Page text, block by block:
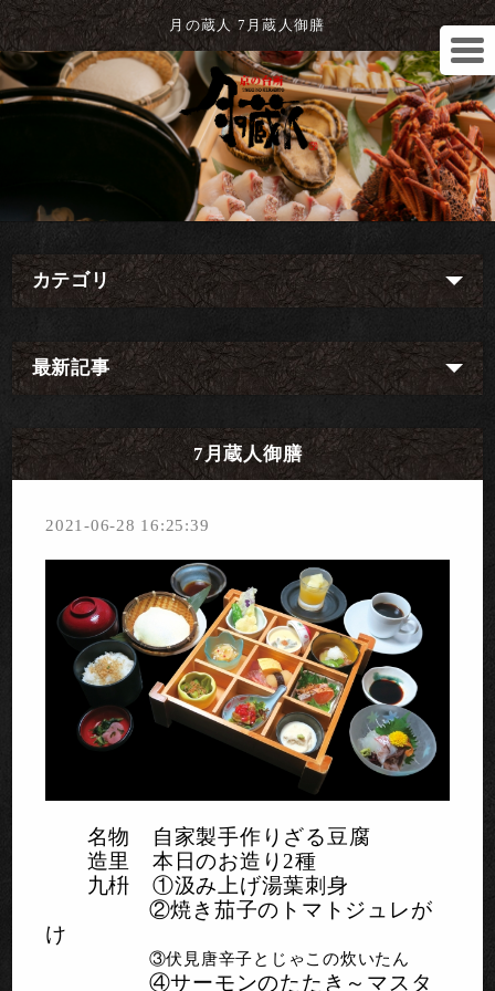
月の蔵人 7月蔵人御膳
カテゴリ
最新記事
7月蔵人御膳
2021-06-28 16:25:39
名物 自家製手作りざる豆腐
造里 本日のお造り2種
九枡 ①汲み上げ湯葉刺身
②焼き茄子のトマトジュレが
け
③伏見唐辛子とじゃこの炊いたん
④サーモンのたたき～マスタ